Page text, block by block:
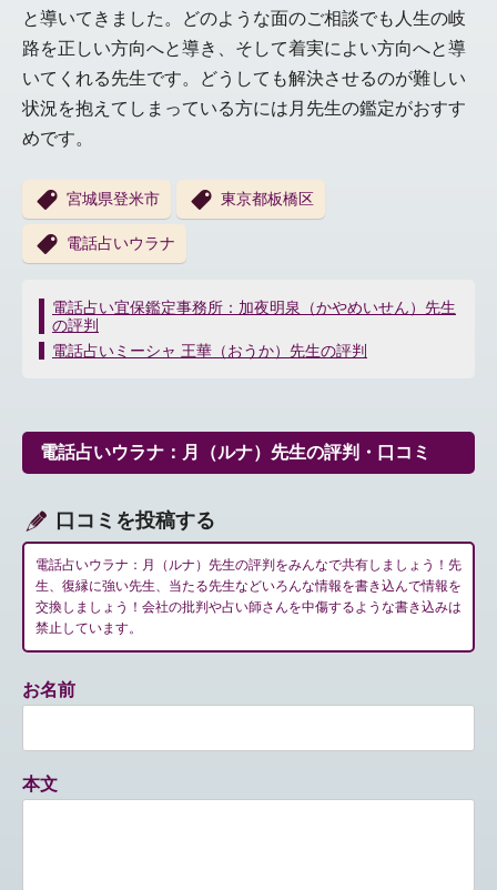
と導いてきました。どのような面のご相談でも人生の岐
路を正しい方向へと導き、そして着実によい方向へと導
いてくれる先生です。どうしても解決させるのが難しい
状況を抱えてしまっている方には月先生の鑑定がおすす
めです。
宮城県登米市 東京都板橋区
電話占いウラナ
投
稿
ナ
シ
ョ
電話占い宜保鑑定事務所：加夜明泉（かやめいせん）先生
の評判
電話占いミーシャ 王華（おうか）先生の評判
電話占いウラナ：月（ルナ）先生の評判・口コミ
口コミを投稿する
電話占いウラナ：月（ルナ）先生の評判をみんなで共有しましょう！先
生、復縁に強い先生、当たる先生などいろんな情報を書き込んで情報を
交換しましょう！会社の批判や占い師さんを中傷するような書き込みは
禁止しています。
お名前
本文